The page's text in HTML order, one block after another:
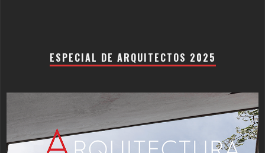
ESPECIAL DE ARQUITECTOS 2025